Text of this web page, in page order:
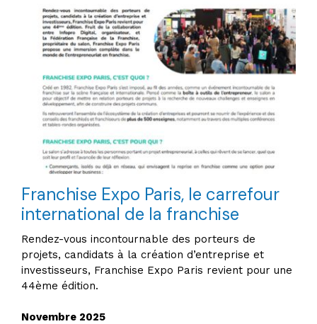
Franchise Expo Paris, le carrefour
international de la franchise
Rendez-vous incontournable des porteurs de
projets, candidats à la création d’entreprise et
investisseurs, Franchise Expo Paris revient pour une
44ème édition.
Novembre 2025